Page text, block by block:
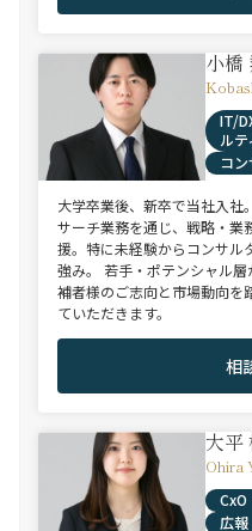
小橋
IT/
ル
コ
大学卒業後、新卒で当社入社
サーチ業務を通じ、戦略・業
援。特に未経験からコンサル
強み。 若手・ポテンシャル
補者様のご志向と市場動向を
ていただきます。
相
大平
Ohira
CxO
広報